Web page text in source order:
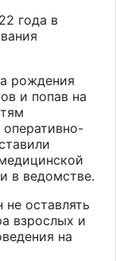
года в
рождения
и попав на
в ведомстве.
не оставлять
взрослых и
на